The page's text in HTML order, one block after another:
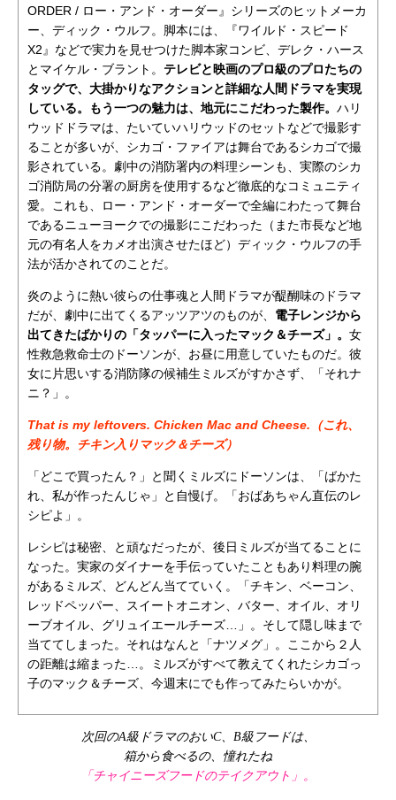
ORDER / ロー・アンド・オーダー』シリーズのヒットメーカ
ー、ディック・ウルフ。脚本には、『ワイルド・スピード
X2』などで実力を見せつけた脚本家コンビ、デレク・ハース
とマイケル・ブラント。 テレビと映画のプロ級のプロたちの
タッグで、大掛かりなアクションと詳細な人間ドラマを実現
している。もう一つの魅力は、地元にこだわった製作。 ハリ
ウッドドラマは、たいていハリウッドのセットなどで撮影す
ることが多いが、シカゴ・ファイアは舞台であるシカゴで撮
影されている。劇中の消防署内の料理シーンも、実際のシカ
ゴ消防局の分署の厨房を使用するなど徹底的なコミュニティ
愛。これも、ロー・アンド・オーダーで全編にわたって舞台
であるニューヨークでの撮影にこだわった（また市長など地
元の有名人をカメオ出演させたほど）ディック・ウルフの手
法が活かされてのことだ。
炎のように熱い彼らの仕事魂と人間ドラマが醍醐味のドラマ
だが、劇中に出てくるアッツアツのものが、 電子レンジから
出てきたばかりの「タッパーに入ったマック＆チーズ」。 女
性救急救命士のドーソンが、お昼に用意していたものだ。彼
女に片思いする消防隊の候補生ミルズがすかさず、「それナ
ニ？」。
That is my leftovers. Chicken Mac and Cheese.（これ、
残り物。チキン入りマック＆チーズ）
「どこで買ったん？」と聞くミルズにドーソンは、「ばかた
れ、私が作ったんじゃ」と自慢げ。「おばあちゃん直伝のレ
シピよ」。
レシピは秘密、と頑なだったが、後日ミルズが当てることに
なった。実家のダイナーを手伝っていたこともあり料理の腕
があるミルズ、どんどん当てていく。「チキン、ベーコン、
レッドペッパー、スイートオニオン、バター、オイル、オリ
ーブオイル、グリュイエールチーズ…」。そして隠し味まで
当ててしまった。それはなんと「ナツメグ」。ここから２人
の距離は縮まった…。ミルズがすべて教えてくれたシカゴっ
子のマック＆チーズ、今週末にでも作ってみたらいかが。
次回のA級ドラマのおいC、B級フードは、
箱から食べるの、憧れたね
「チャイニーズフードのテイクアウト」。